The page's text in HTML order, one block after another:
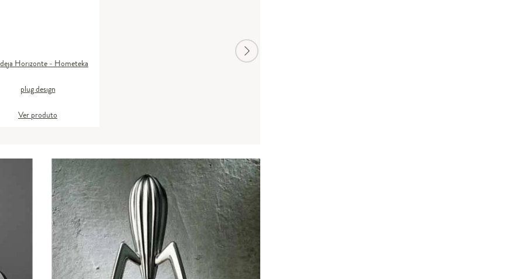
Horizonte - Hometeka
plug design
Ver produto